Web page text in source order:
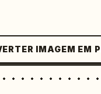
IMAGEM EM